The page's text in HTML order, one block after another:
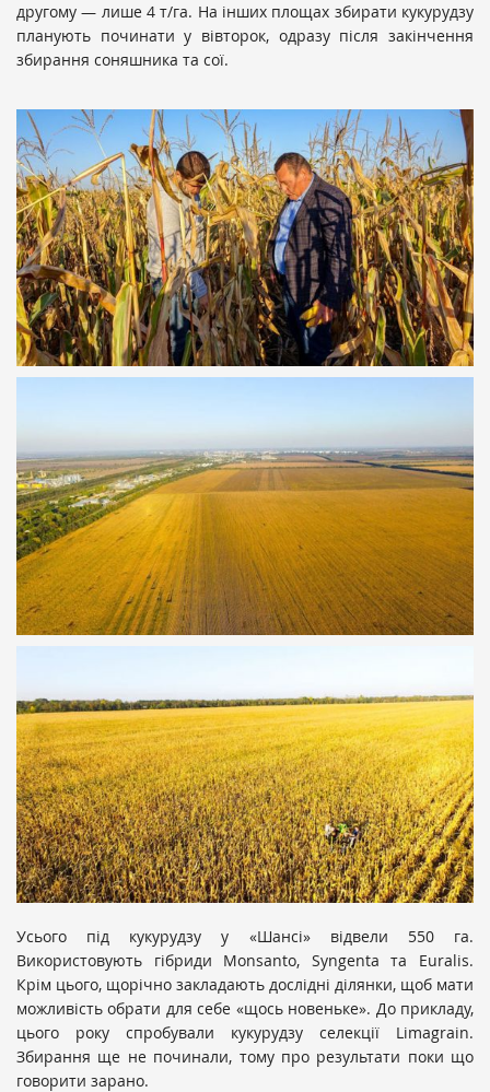
другому — лише 4 т/га. На інших площах збирати кукурудзу
планують починати у вівторок, одразу після закінчення
збирання соняшника та сої.
Усього під кукурудзу у «Шансі» відвели 550 га.
Використовують гібриди Monsanto, Syngenta та Euralis.
Крім цього, щорічно закладають дослідні ділянки, щоб мати
можливість обрати для себе «щось новеньке». До прикладу,
цього року спробували кукурудзу селекції Limagrain.
Збирання ще не починали, тому про результати поки що
говорити зарано.